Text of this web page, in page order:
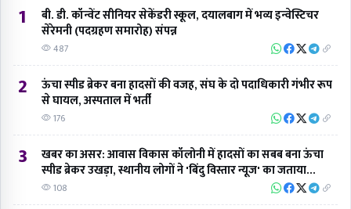
1
बी. डी. कॉन्वेंट सीनियर सेकेंडरी स्कूल, दयालबाग में भव्य इन्वेस्टिचर
सेरेमनी (पदग्रहण समारोह) संपन्न
487
2
ऊंचा स्पीड ब्रेकर बना हादसों की वजह, संघ के दो पदाधिकारी गंभीर रूप
से घायल, अस्पताल में भर्ती
176
3
खबर का असर: आवास विकास कॉलोनी में हादसों का सबब बना ऊंचा
स्पीड ब्रेकर उखड़ा, स्थानीय लोगों ने 'बिंदु विस्तार न्यूज' का जताया
आभार
108